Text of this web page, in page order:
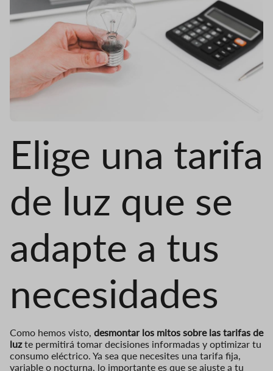
Elige una tarifa
de luz que se
adapte a tus
necesidades
Como hemos visto, desmontar los mitos sobre las tarifas de
luzte permitirá tomar decisiones informadas y optimizar tu
consumo eléctrico. Ya sea que necesites una tarifa fija,
variable o nocturna, lo importante es que se ajuste a tu